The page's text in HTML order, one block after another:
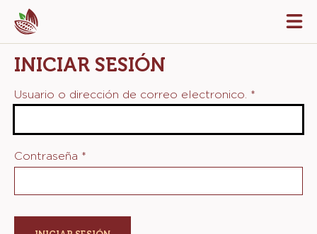
Skip
to
main
content
INICIAR SESIÓN
Usuario o dirección de correo electronico. *
Contraseña *